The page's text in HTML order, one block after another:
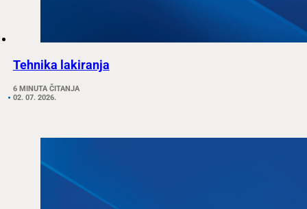
Tehnika lakiranja
6 MINUTA ČITANJA
02. 07. 2026.